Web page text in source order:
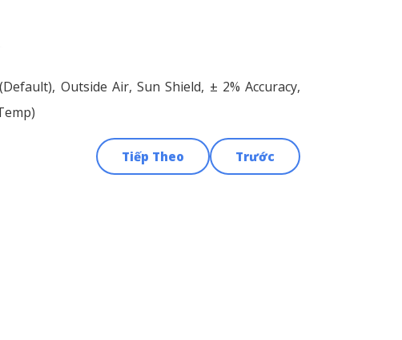
Outside Air, Sun Shield, ± 2% Accuracy,
Trước
Tiếp Theo